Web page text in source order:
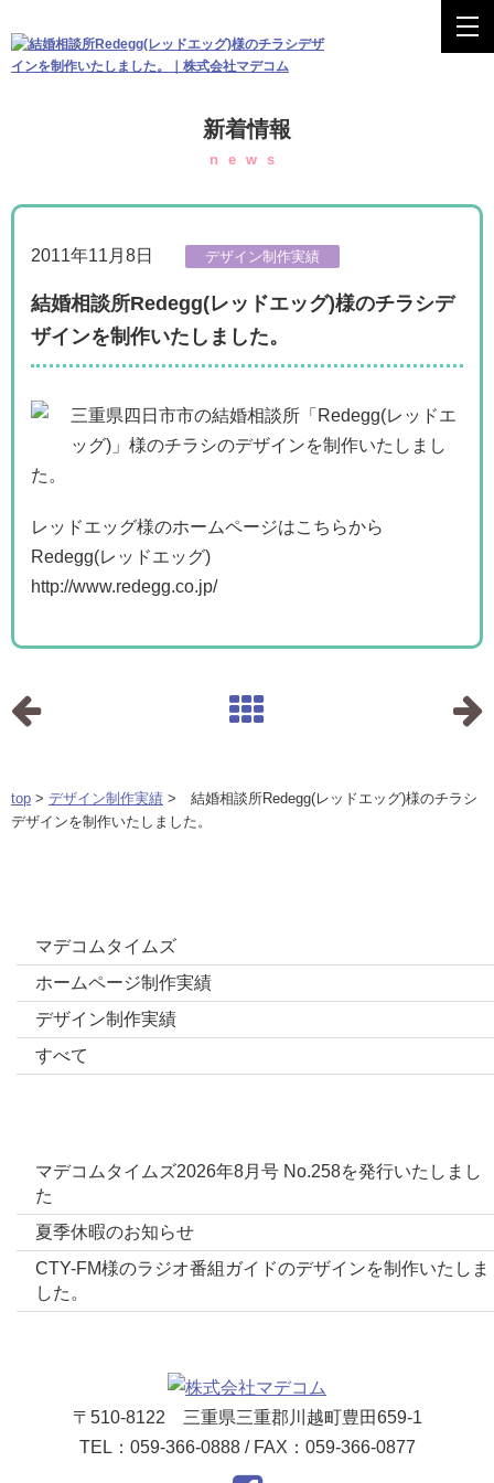
新着情報
news
2011年11月8日 デザイン制作実績
結婚相談所Redegg(レッドエッグ)様のチラシデ
ザインを制作いたしました。
三重県四日市市の結婚相談所「Redegg(レッドエ
ッグ)」様のチラシのデザインを制作いたしまし
た。
レッドエッグ様のホームページはこちらから
Redegg(レッドエッグ)
http://www.redegg.co.jp/
top > デザイン制作実績 > 結婚相談所Redegg(レッドエッグ)様のチラシ
デザインを制作いたしました。
マデコムタイムズ
ホームページ制作実績
デザイン制作実績
すべて
マデコムタイムズ2026年8月号 No.258を発行いたしまし
た
夏季休暇のお知らせ
CTY-FM様のラジオ番組ガイドのデザインを制作いたしま
した。
〒510-8122 三重県三重郡川越町豊田659-1
TEL：059-366-0888 / FAX：059-366-0877